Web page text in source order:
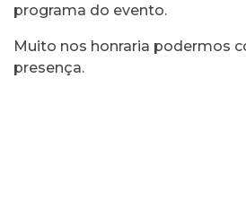
programa do evento.
Muito nos honraria podermos
presença.